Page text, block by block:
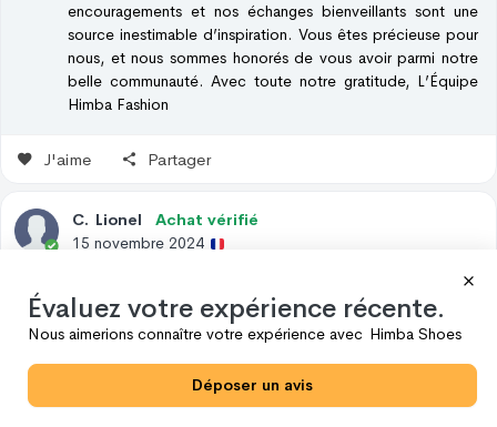
encouragements et nos échanges bienveillants sont une
source inestimable d’inspiration. Vous êtes précieuse pour
nous, et nous sommes honorés de vous avoir parmi notre
belle communauté. Avec toute notre gratitude, L’Équipe
Himba Fashion
J'aime Partager
C. Lionel
Achat vérifié
15 novembre 2024
La Qualité, Toujours La Même.
toujours aussi confortables. Je suis satisfait du modèle que j'ai
acheté
Évaluez votre expérience récente.
Nous aimerions connaître votre expérience avec Himba Shoes
Déposer un avis